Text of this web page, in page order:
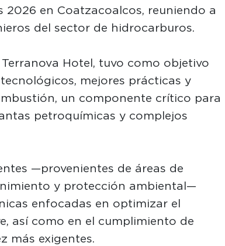
2026 en Coatzacoalcos, reuniendo a
del sector de hidrocarburos.
Hotel, tuvo como objetivo
mejores prácticas y
un componente crítico para
petroquímicas y complejos
—provenientes de áreas de
y protección ambiental—
enfocadas en optimizar el
así como en el cumplimiento de
más exigentes.